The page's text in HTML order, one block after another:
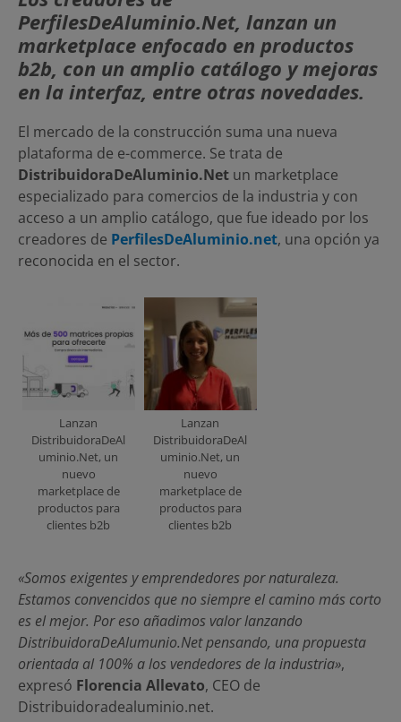
PerfilesDeAluminio.Net, lanzan un
marketplace enfocado en productos
b2b, con un amplio catálogo y mejoras
en la interfaz, entre otras novedades.
El mercado de la construcción suma una nueva
plataforma de e-commerce. Se trata de
DistribuidoraDeAluminio.Net un marketplace
especializado para comercios de la industria y con
acceso a un amplio catálogo, que fue ideado por los
creadores de PerfilesDeAluminio.net, una opción ya
reconocida en el sector.
Lanzan
DistribuidoraDeAl
uminio.Net, un
nuevo
marketplace de
productos para
clientes b2b
Lanzan
DistribuidoraDeAl
uminio.Net, un
nuevo
marketplace de
productos para
clientes b2b
«Somos exigentes y emprendedores por naturaleza.
Estamos convencidos que no siempre el camino más corto
es el mejor. Por eso añadimos valor lanzando
DistribuidoraDeAlumunio.Net pensando, una propuesta
orientada al 100% a los vendedores de la industria»,
expresó Florencia Allevato, CEO de
Distribuidoradealuminio.net.